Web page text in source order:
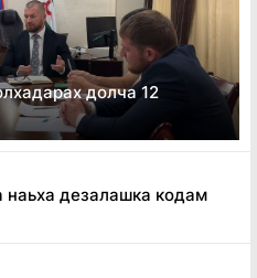
долча 12
дезалашка кодам